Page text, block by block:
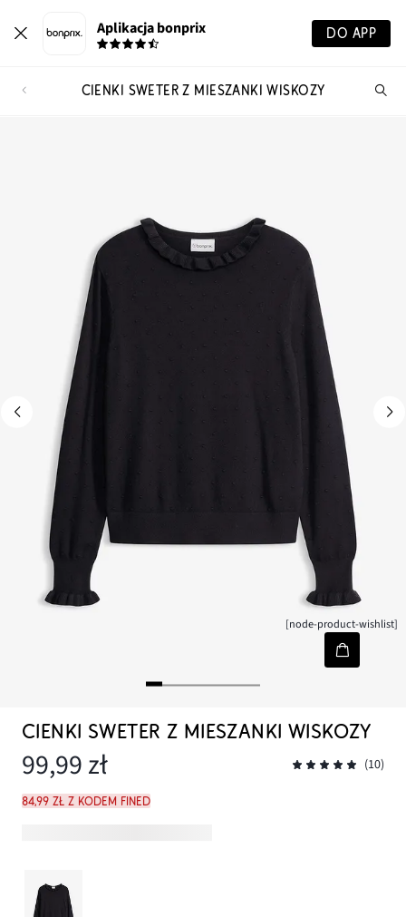
Aplikacja bonprix DO APP
CIENKI SWETER Z MIESZANKI WISKOZY
[node-product-wishlist]
CIENKI SWETER Z MIESZANKI WISKOZY
99,99 zł (10)
84,99 zł z kodem FINED